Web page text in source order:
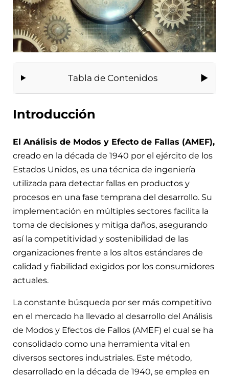
Tabla de Contenidos
Introducción
El Análisis de Modos y Efecto de Fallas (AMEF),
creado en la década de 1940 por el ejército de los
Estados Unidos, es una técnica de ingeniería
utilizada para detectar fallas en productos y
procesos en una fase temprana del desarrollo. Su
implementación en múltiples sectores facilita la
toma de decisiones y mitiga daños, asegurando
así la competitividad y sostenibilidad de las
organizaciones frente a los altos estándares de
calidad y fiabilidad exigidos por los consumidores
actuales.
La constante búsqueda por ser más competitivo
en el mercado ha llevado al desarrollo del Análisis
de Modos y Efectos de Fallos (AMEF) el cual se ha
consolidado como una herramienta vital en
diversos sectores industriales. Este método,
desarrollado en la década de 1940, se emplea en